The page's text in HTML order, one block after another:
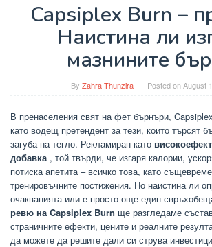
Capsiplex Burn –
Наистина ли
мазнините
By Zahra Thunzira Posted onAugust
В пренаселения свят на фет бърнъри,
като водещ претендент за тези, които търсят
загуба на тегло. Рекламиран като
добавка, той твърди, че изгаря калории,
потиска апетита – всичко това, като
тренировъчните постижения. Но наистина ли
очакванията или е просто още един
ревю на Capsiplex Burn ще разгледаме
страничните ефекти, цените и реалните
да можете да решите дали си струва